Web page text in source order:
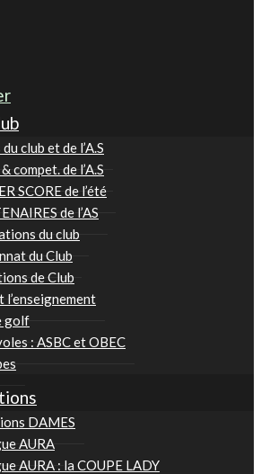
club et de l’A.S
compet. de l’A.S
SCORE de l’été
de l’AS
du club
du Club
de Club
l’enseignement
golf
: ASBC et OBEC
DAMES
AURA
AURA : la COUPE LADY